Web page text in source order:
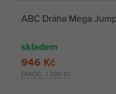
ABC Dráha Mega
skladem
DMOC: 1 399 Kč
946 Kč